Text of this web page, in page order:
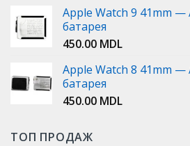
Apple Watch 9 41mm —
батарея
450.00 MDL
Apple Watch 8 41mm —
батарея
450.00 MDL
ТОП ПРОДАЖ